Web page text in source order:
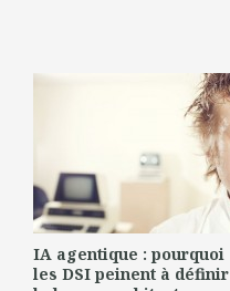
IA agentique : pourquoi
les DSI peinent à définir